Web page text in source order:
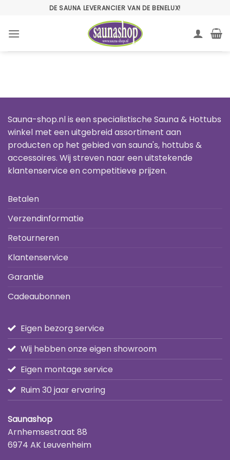
inhoud
DE SAUNA LEVERANCIER VAN DE BENELUX!
Sauna-shop.nl is een specialistische Sauna & Hottubs
winkel met een uitgebreid assortiment aan
producten op het gebied van sauna's, hottubs &
accessoires. Wij streven naar een uitstekende
klantenservice en competitieve prijzen.
Betalen
Verzendinformatie
Retourneren
Klantenservice
Garantie
Cadeaubonnen
Eigen bezorg service
Wij hebben onze eigen showroom
Eigen montage service
Ruim 30 jaar ervaring
Saunashop
Arnhemsestraat 88
6974 AK Leuvenheim